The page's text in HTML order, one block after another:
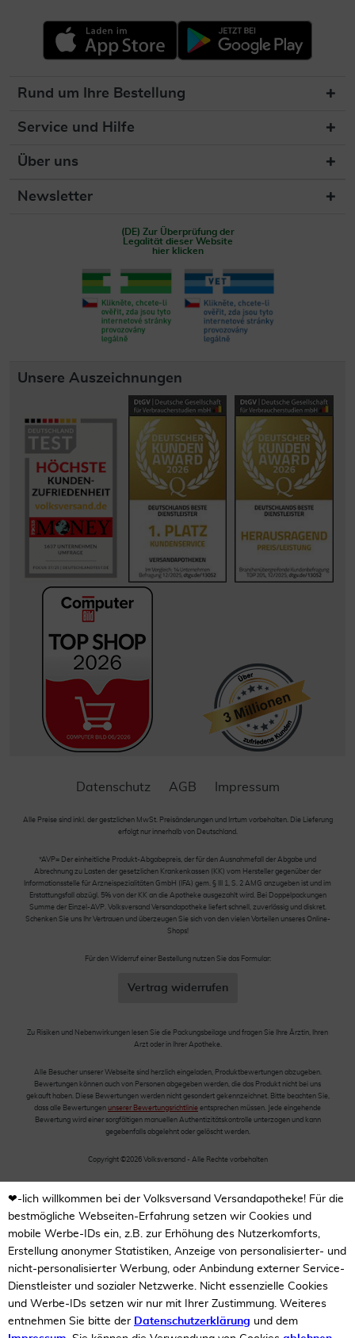
Rund um Ihre Bestellung
Service und Hilfe
Über uns
Newsletter
(DE) Zur Überprüfung der
Legalität dieser Website
hier klicken
Unsere Auszeichnungen
Datenschutz AGB Impressum
Alle Preise sind inkl. der gestzlichen MwSt. Preisänderungen und Irrtum vorbehalten. Die Lieferung
erfolgt nur innerhalb von Deutschland.
*AVP= Der einheitliche Produkt-Abgabepreis, der für den Ausnahmefall der Abgabe und
Abrechnung zu Lasten der gesetzlichen Krankenkassen (KK) vom Hersteller gegenüber der
Informationsstelle für Arzneispezialitäten GmbH (IFA) gem. § III 1, S. 2 AMG anzugeben ist und im
Erstattungsfall abzügl. 5% von der KK an die Apotheke ausgezahlt wird. Bei Doppelpackungen
Summe der Einzel-AVP. Volksversand Versandapotheke liefert schnell, zuverlässig und diskret.
Schenken Sie uns Ihr Vertrauen und überzeugen Sie sich von den vielen Vorteilen unseres Online-
Shops!
Für den Widerruf einer Bestellung nutzen Sie das Formular:
Vertrag widerrufen
Zu Risiken und Nebenwirkungen lesen Sie die Packungsbeilage und fragen Sie Ihre Ärztin, Ihren
Arzt oder in Ihrer Apotheke.
Alle Besucher unserer Webseite sind herzlich eingeladen, Produktbewertungen abzugeben.
Bewertungen können auch von Personen abgegeben werden, die das Produkt nicht bei uns
gekauft haben. Diese Bewertungen werden nicht gesondert gekennzeichnet. Bitte beachten Sie,
dass alle Bewertungen unserer Bewertungsrichtlinie entsprechen müssen. Jede eingehende
Bewertung wird einer sorgfältigen manuellen Authentizitätskontrolle unterzogen und kann
gegebenfalls abgelehnt oder gelöscht werden.
Copyright ©2026 Volksversand - Alle Rechte vorbehalten
❤-lich willkommen bei der Volksversand Versandapotheke! Für die
bestmögliche Webseiten-Erfahrung setzen wir Cookies und
mobile Werbe-IDs ein, z.B. zur Erhöhung des Nutzerkomforts,
Erstellung anonymer Statistiken, Anzeige von personalisierter- und
nicht-personalisierter Werbung, oder Anbindung externer Service-
Dienstleister und sozialer Netzwerke. Nicht essenzielle Cookies
und Werbe-IDs setzen wir nur mit Ihrer Zustimmung. Weiteres
entnehmen Sie bitte der Datenschutzerklärung und dem